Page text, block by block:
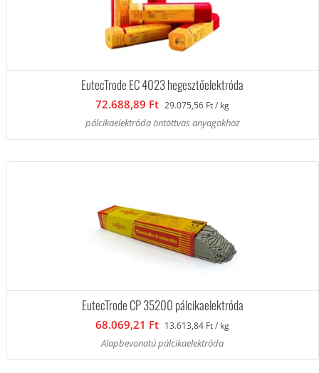
EutecTrode EC 4023 hegesztőelektróda
72.688,89 Ft 29.075,56 Ft / kg
pálcikaelektróda öntöttvas anyagokhoz
EutecTrode CP 35200 pálcikaelektróda
68.069,21 Ft 13.613,84 Ft / kg
Alapbevonatú pálcikaelektróda